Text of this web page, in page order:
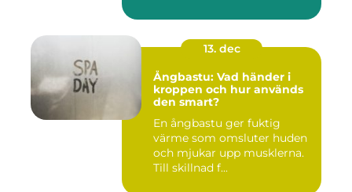
13. dec
Ångbastu: Vad händer i
kroppen och hur används
den smart?
En ångbastu ger fuktig
värme som omsluter huden
och mjukar upp musklerna.
Till skillnad f...